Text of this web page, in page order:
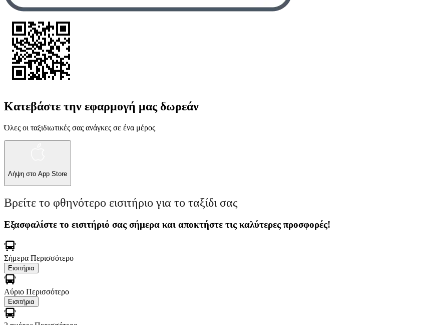
Κατεβάστε την εφαρμογή μας δωρεάν
Όλες οι ταξιδιωτικές σας ανάγκες σε ένα μέρος
Λήψη στο App Store
Βρείτε το φθηνότερο εισιτήριο για το ταξίδι σας
Εξασφαλίστε το εισιτήριό σας σήμερα και αποκτήστε τις καλύτερες προσφορές!
Σήμερα Περισσότερο
Εισιτήρια
Αύριο Περισσότερο
Εισιτήρια